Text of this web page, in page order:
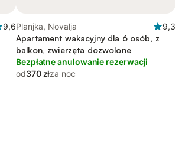
9,6Planjka, Novalja
9,3
Apartament wakacyjny dla 6 osób, z
balkon, zwierzęta dozwolone
Bezpłatne anulowanie rezerwacji
od370 złza noc